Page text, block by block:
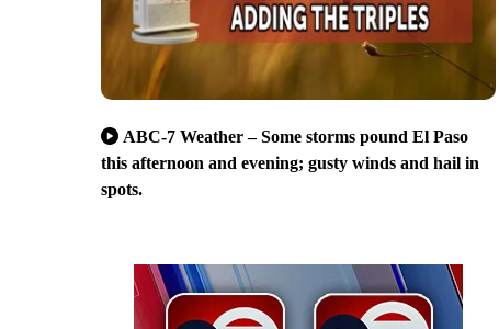
ABC-7 Weather – Some storms pound El Paso
this afternoon and evening; gusty winds and hail in
spots.